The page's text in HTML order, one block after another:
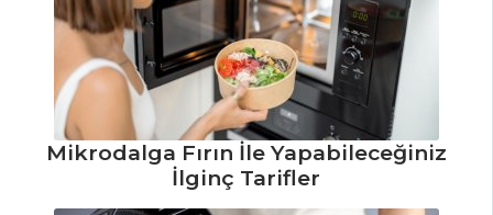
Fındıklı ve
Muzlu Tartöletler
Tarifi, Nasıl Yapılır?
Fıstıklı Çikolatalı
Kek Tarifi, Nasıl
Yapılır?
Pasta ve Tatlılar
Mikrodalga Fırın İle Yapabileceğiniz
İlginç Tarifler